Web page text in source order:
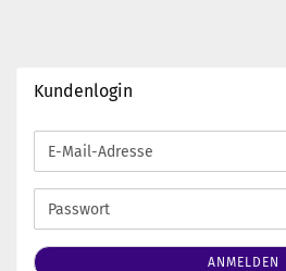
Kundenlogin
E-
Mail-
Adresse
Passwort
ANMELDEN